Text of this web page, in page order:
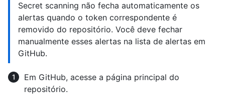
Secret scanning não fecha automaticamente os
alertas quando o token correspondente é
removido do repositório. Você deve fechar
manualmente esses alertas na lista de alertas em
GitHub.
Em GitHub, acesse a página principal do
repositório.